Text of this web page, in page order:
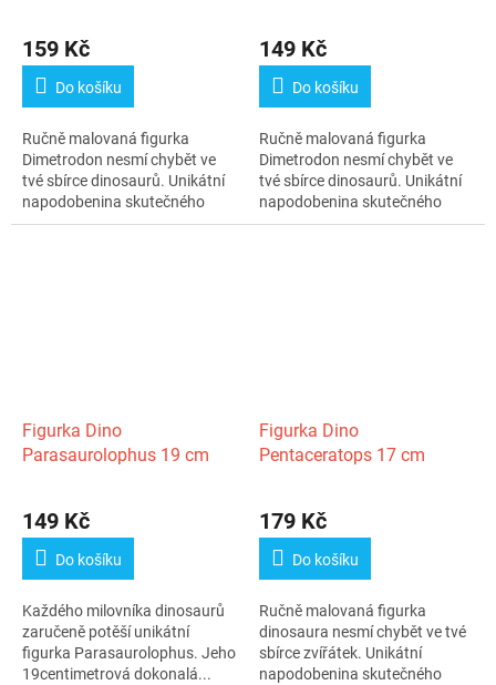
159 Kč
Do košíku
Ručně malovaná figurka
Dimetrodon nesmí chybět ve
tvé sbírce dinosaurů. Unikátní
napodobenina skutečného
zvířete může...
149 Kč
Do košíku
Ručně malovaná figurka
Dimetrodon nesmí chybět ve
tvé sbírce dinosaurů. Unikátní
napodobenina skutečného
zvířete může...
Figurka Dino
Parasaurolophus 19 cm
149 Kč
Do košíku
Každého milovníka dinosaurů
zaručeně potěší unikátní
figurka Parasaurolophus. Jeho
19centimetrová dokonalá...
Figurka Dino
Pentaceratops 17 cm
179 Kč
Do košíku
Ručně malovaná figurka
dinosaura nesmí chybět ve tvé
sbírce zvířátek. Unikátní
napodobenina skutečného